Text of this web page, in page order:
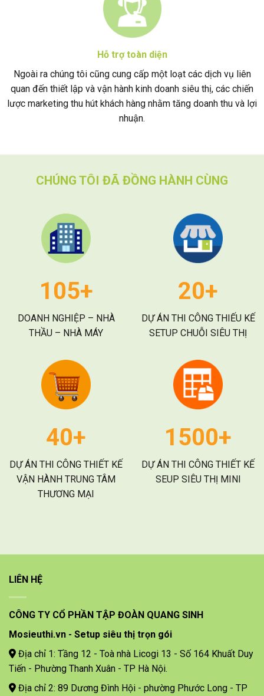
Hỗ trợ toàn diện
Ngoài ra chúng tôi cũng cung cấp một loạt các dịch vụ liên
quan đến thiết lập và vận hành kinh doanh siêu thị, các chiến
lược marketing thu hút khách hàng nhằm tăng doanh thu và lợi
nhuận.
CHÚNG TÔI ĐÃ ĐỒNG HÀNH CÙNG
105+
DOANH NGHIỆP – NHÀ
THẦU – NHÀ MÁY
20+
DỰ ÁN THI CÔNG THIẾU KẾ
SETUP CHUỖI SIÊU THỊ
40+
DỰ ÁN THI CÔNG THIẾT KẾ
VẬN HÀNH TRUNG TÂM
THƯƠNG MẠI
1500+
DỰ ÁN THI CÔNG THIẾT KẾ
SEUP SIÊU THỊ MINI
LIÊN HỆ
CÔNG TY CỔ PHẦN TẬP ĐOÀN QUANG SINH
Mosieuthi.vn - Setup siêu thị trọn gói
Địa chỉ 1: Tầng 12 - Toà nhà Licogi 13 - Số 164 Khuất Duy
Tiến - Phường Thanh Xuân - TP Hà Nội.
Địa chỉ 2: 89 Dương Đình Hội - phường Phước Long - TP